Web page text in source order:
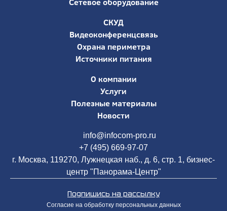
СКУД
Видеоконференцсвязь
Охрана периметра
Источники питания
О компании
Услуги
Полезные материалы
Новости
info@infocom-pro.ru
+7 (495) 669-97-07
г. Москва, 119270, Лужнецкая наб., д. 6, стр. 1, бизнес-
центр "Панорама-Центр"
Подпишись на рассылку
Согласие на обработку персональных данных